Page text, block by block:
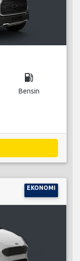
local_gas_station
Bensin
EKONOMI